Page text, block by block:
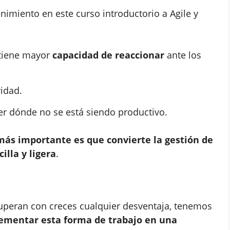
en este curso introductorio a Agile y
mayor capacidad de reaccionar ante los
dónde no se está siendo productivo.
importante es que convierte la gestión de
y ligera.
con creces cualquier desventaja, tenemos
esta forma de trabajo en una